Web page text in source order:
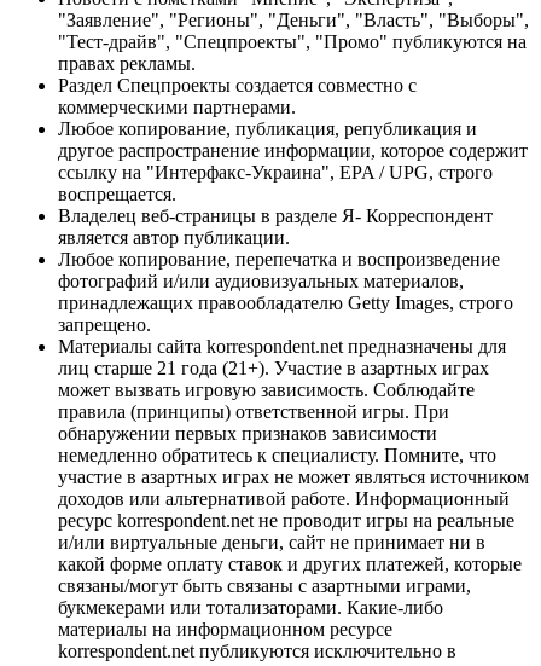
"Заявление", "Регионы", "Деньги", "Власть", "Выборы",
"Тест-драйв", "Спецпроекты", "Промо" публикуются на
правах рекламы.
Раздел Спецпроекты создается совместно с
коммерческими партнерами.
Любое копирование, публикация, републикация и
другое распространение информации, которое содержит
ссылку на "Интерфакс-Украина", EPA / UPG, строго
воспрещается.
Владелец веб-страницы в разделе Я- Корреспондент
является автор публикации.
Любое копирование, перепечатка и воспроизведение
фотографий и/или аудиовизуальных материалов,
принадлежащих правообладателю Getty Images, строго
запрещено.
Материалы сайта korrespondent.net предназначены для
лиц старше 21 года (21+). Участие в азартных играх
может вызвать игровую зависимость. Соблюдайте
правила (принципы) ответственной игры. При
обнаружении первых признаков зависимости
немедленно обратитесь к специалисту. Помните, что
участие в азартных играх не может являться источником
доходов или альтернативой работе. Информационный
ресурс korrespondent.net не проводит игры на реальные
и/или виртуальные деньги, сайт не принимает ни в
какой форме оплату ставок и других платежей, которые
связаны/могут быть связаны с азартными играми,
букмекерами или тотализаторами. Какие-либо
материалы на информационном ресурсе
korrespondent.net публикуются исключительно в